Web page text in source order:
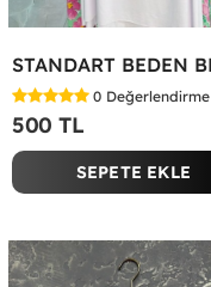
0 Değerlendirme
500 TL
SEPETE EKLE